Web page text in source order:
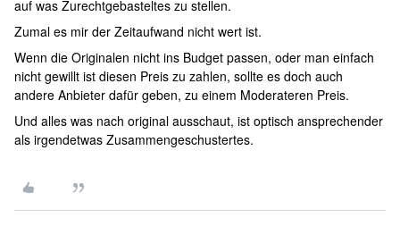
auf was Zurechtgebasteltes zu stellen.
Zumal es mir der Zeitaufwand nicht wert ist.
Wenn die Originalen nicht ins Budget passen, oder man einfach
nicht gewillt ist diesen Preis zu zahlen, sollte es doch auch
andere Anbieter dafür geben, zu einem Moderateren Preis.
Und alles was nach original ausschaut, ist optisch ansprechender
als irgendetwas Zusammengeschustertes.